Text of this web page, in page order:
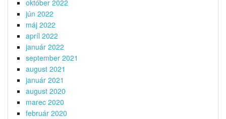
október 2022
jún 2022
máj 2022
apríl 2022
január 2022
september 2021
august 2021
január 2021
august 2020
marec 2020
február 2020